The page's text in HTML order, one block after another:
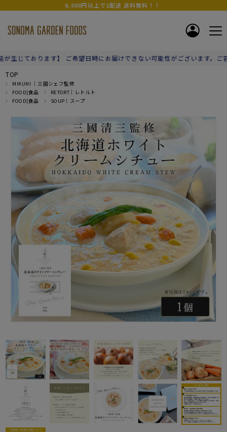
6,000円以上で1配送 送料無料！！
望日時にお届けできない可能性がございます。ご容赦お願いいたします
TOP
MIKUNI ｜三國シェフ監修
FOOD|食品
RETORT｜レトルト
FOOD|食品
SOUP｜スープ